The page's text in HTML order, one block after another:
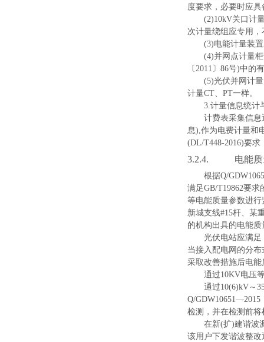
度要求，必要时应具
(2)10kV关口计
次计量绕组应专用
(3)电能计量装
(4)并网点计量
〔 2011 〕 86号)中的
(5)光伏并网计
计量CT、 PT一样。
3.计量信息统计
计费表采集信
息),作为电费计量和
(DL/T448-2016)要求
3.2.4. 电能
根据Q/GDW1065
满足GB/T19862要求
等电能质量参数进
新城支线#15杆、某
的机构出具的电能
光伏电站应满
当接入配电网的分
采取改善措施后电
通过10KV电压
通过10(6)kV ～
Q/GDW10651—2015
检测，并在检测前
在新(扩)建谐波
该用户下发谐波整